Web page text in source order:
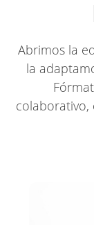
Abrimos la
la